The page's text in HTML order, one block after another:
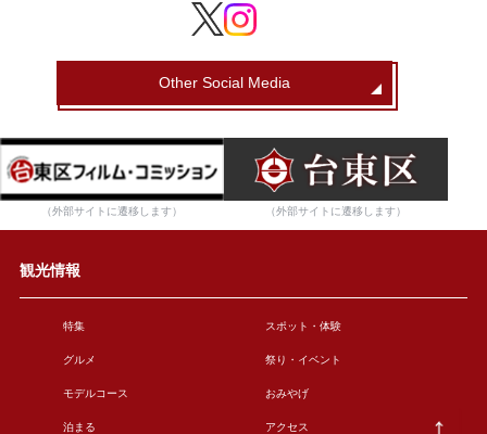
Other Social Media
（外部サイトに遷移します） （外部サイトに遷移します）
観光情報
特集 スポット・体験
グルメ 祭り・イベント
モデルコース おみやげ
泊まる アクセス